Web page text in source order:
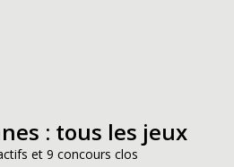
: tous les jeux
et 9 concours clos